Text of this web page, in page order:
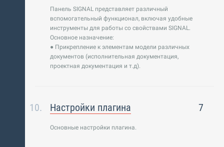
Панель SIGNAL представляет различный
вспомогательный функционал, включая удобные
инструменты для работы со свойствами SIGNAL.
Основное назначение:
● Прикрепление к элементам модели различных
документов (исполнительная документация,
проектная документация и т.д).
Настройки плагина 7
Основные настройки плагина.